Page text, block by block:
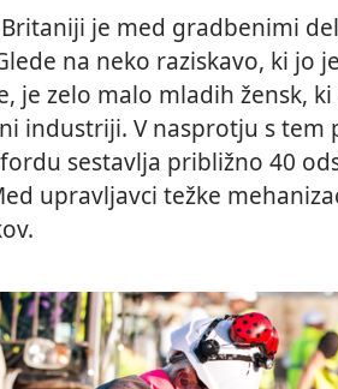
Britaniji je med gradbenimi
na neko raziskavo, ki jo
je zelo malo mladih žensk,
industriji. V nasprotju s tem
sestavlja približno 40
upravljavci težke